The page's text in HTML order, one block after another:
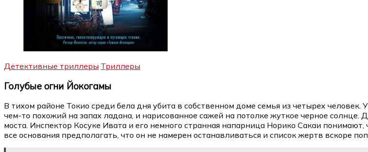
Детективные триллеры Триллеры
Голубые огни Йокогамы
В тихом районе Токио среди бела дня убита в собственном доме семья из четырех человек.
чем-то похожий на запах ладана, и нарисованное сажей на потолке жуткое черное
моста. Инспектор Косуке Ивата и его немного странная напарница Норико Сакаи
все основания предполагать, что он не намерен останавливаться и список жертв вскоре